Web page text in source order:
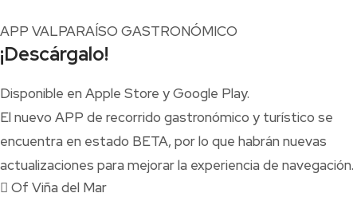
APP VALPARAÍSO GASTRONÓMICO
¡Descárgalo!
Disponible en Apple Store y Google Play.
El nuevo APP de recorrido gastronómico y turístico se
encuentra en estado BETA, por lo que habrán nuevas
actualizaciones para mejorar la experiencia de navegación.
Of Viña del Mar